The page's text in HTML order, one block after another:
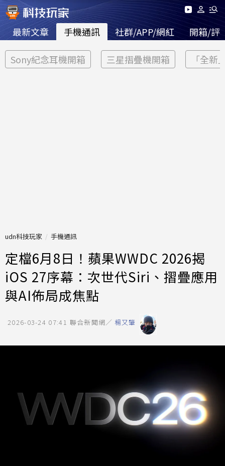
最新文章 手機通訊 社群/APP/網紅 開箱/評
Sony紀念耳機開箱 三星摺疊機開箱 「全新
udn科技玩家 手機通訊
定檔6月8日！蘋果WWDC 2026揭
iOS 27序幕：次世代Siri、摺疊應用
與AI佈局成焦點
2026-03-24 07:41 聯合新聞網／ 楊又肇